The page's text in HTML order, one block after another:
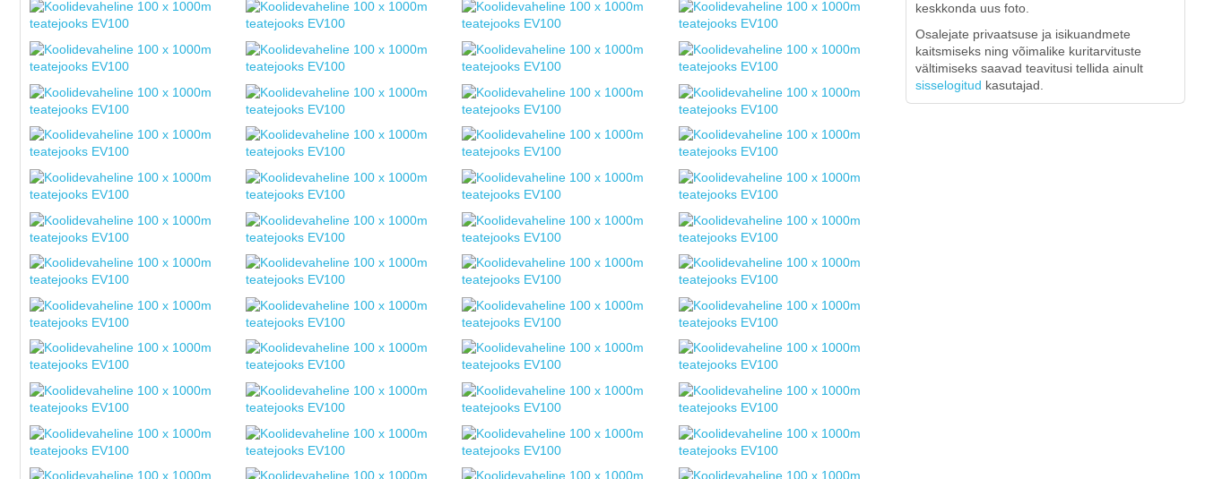
keskkonda uus foto.
Osalejate privaatsuse ja isikuandmete
kaitsmiseks ning võimalike kuritarvituste
vältimiseks saavad teavitusi tellida ainult
sisselogitud kasutajad.